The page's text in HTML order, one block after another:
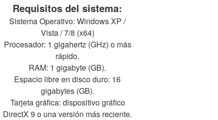
Requisitos del sistema:
Sistema Operativo: Windows XP /
Vista / 7/8 (x64)
Procesador: 1 gigahertz (GHz) o más
rápido.
RAM: 1 gigabyte (GB).
Espacio libre en disco duro: 16
gigabytes (GB).
Tarjeta gráfica: dispositivo gráfico
DirectX 9 o una versión más reciente.